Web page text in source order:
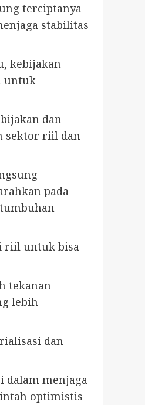
terciptanya
stabilitas
kebijakan
untuk
dan
sektor riil dan
pada
riil untuk bisa
tekanan
lebih
dan
dalam menjaga
optimistis